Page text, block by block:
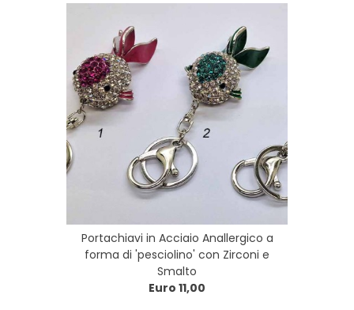
Portachiavi in Acciaio Anallergico a
forma di 'pesciolino' con Zirconi e
Smalto
Euro 11,00